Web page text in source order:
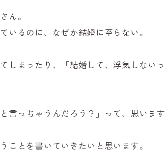
ん。
いるのに、なぜか結婚に至らない。
しまったり、「結婚して、浮気しないっ
言っちゃうんだろう？」って、思います
ことを書いていきたいと思います。